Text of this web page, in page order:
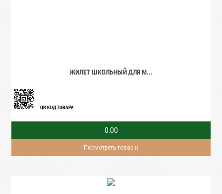
ЖИЛЕТ ШКОЛЬНЫЙ ДЛЯ М...
QR КОД ТОВАРА
0.00
Посмотреть товар